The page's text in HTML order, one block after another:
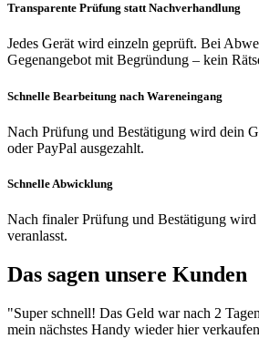
Transparente Prüfung statt Nachverhandlung
Jedes Gerät wird einzeln geprüft. Bei
Gegenangebot mit Begründung – kein
Schnelle Bearbeitung nach Wareneingang
Nach Prüfung und Bestätigung wird dein
oder PayPal ausgezahlt.
Schnelle Abwicklung
Nach finaler Prüfung und Bestätigung
veranlasst.
Das sagen unsere Kunden
"Super schnell! Das Geld war nach 2
mein nächstes Handy wieder hier